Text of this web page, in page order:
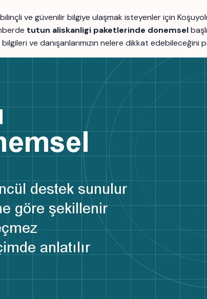
ve güvenilir bilgiye ulaşmak isteyenler için
tutun aliskanligi paketlerinde donemsel
ve danışanlarımızın nelere dikkat edebileceğini